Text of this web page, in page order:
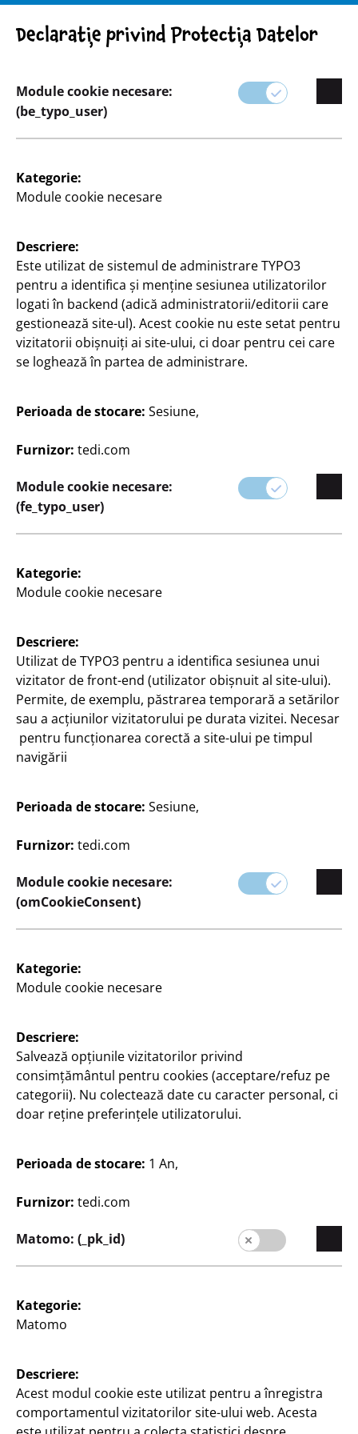
Casă & decorațiuni
de la TEDi.
Gama noastră include totul, de la accesorii moderne
pentru casă până la decorațiuni de sezon, care vor
adăuga o atmosferă caldă și primitoare în orice
cameră.
tradițional, produsele noastre oferă combinația
perfectă de stil și funcționalitate pentru a vă
personaliza casa după bunul plac.
99 Articole
Expansion
Contact
Informații pentru clienți
Căutare filială
Protecția datelor
Politica de cookies-uri
Declarație privind Protecția Datelor
Module cookie necesare:
(be_typo_user)
Kategorie:
Module cookie necesare
Descriere:
Este utilizat de sistemul de administrare TYPO3
pentru a identifica și menține sesiunea utilizatorilor
logati în backend (adică administratorii/editorii care
gestionează site-ul). Acest cookie nu este setat pentru
vizitatorii obișnuiți ai site-ului, ci doar pentru cei care
se loghează în partea de administrare.
Perioada de stocare: Sesiune,
Furnizor: tedi.com
Module cookie necesare:
(fe_typo_user)
Kategorie:
Module cookie necesare
Descriere:
Utilizat de TYPO3 pentru a identifica sesiunea unui
vizitator de front-end (utilizator obișnuit al site-ului).
Permite, de exemplu, păstrarea temporară a setărilor
sau a acțiunilor vizitatorului pe durata vizitei. Necesar
pentru funcționarea corectă a site-ului pe timpul
navigării
Perioada de stocare: Sesiune,
Furnizor: tedi.com
Module cookie necesare:
(omCookieConsent)
Kategorie:
Module cookie necesare
Descriere:
Salvează opțiunile vizitatorilor privind
consimțământul pentru cookies (acceptare/refuz pe
categorii). Nu colectează date cu caracter personal, ci
doar reține preferințele utilizatorului.
Perioada de stocare: 1 An,
Furnizor: tedi.com
Matomo: (_pk_id)
Kategorie:
Matomo
Descriere:
Acest modul cookie este utilizat pentru a înregistra
comportamentul vizitatorilor site-ului web. Acesta